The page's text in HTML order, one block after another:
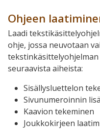
Ohjeen
Laadi
ohje, jossa neuvotaan
seuraavista aiheista:
Sisällysluettelon
Sivunumeroinnin
Kaavion tekeminen
Joukkokirjeen